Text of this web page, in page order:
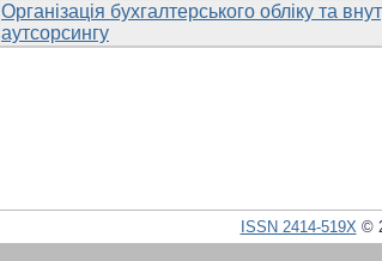
Організація бухгалтерського обліку та
аутсорсингу
ISSN 2414-519X©